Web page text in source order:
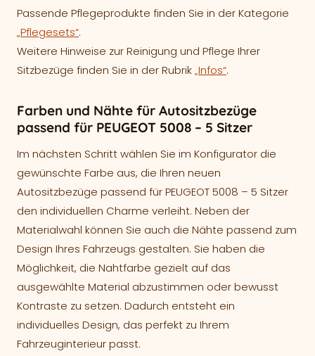
Passende Pflegeprodukte finden Sie in der Kategorie
„Pflegesets“.
Weitere Hinweise zur Reinigung und Pflege Ihrer
Sitzbezüge finden Sie in der Rubrik„Infos“.
Farben und Nähte für Autositzbezüge
passend für PEUGEOT 5008 – 5 Sitzer
Im nächsten Schritt wählen Sie im Konfigurator die
gewünschte Farbe aus, die Ihren neuen
Autositzbezüge passend für PEUGEOT 5008 – 5 Sitzer
den individuellen Charme verleiht. Neben der
Materialwahl können Sie auch die Nähte passend zum
Design Ihres Fahrzeugs gestalten. Sie haben die
Möglichkeit, die Nahtfarbe gezielt auf das
ausgewählte Material abzustimmen oder bewusst
Kontraste zu setzen. Dadurch entsteht ein
individuelles Design, das perfekt zu Ihrem
Fahrzeuginterieur passt.